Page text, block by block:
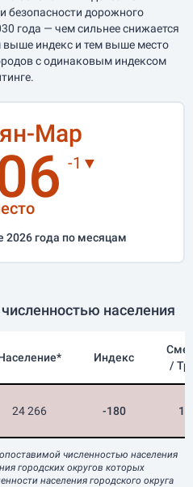
дорожного
года — чем сильнее снижается
выше индекс и тем выше место
с одинаковым индексом
Мар
-1▼
2026 года по месяцам
населения
Индекс
/
24 266 -180 1
численностью населения
городских округов которых
населения городского округа